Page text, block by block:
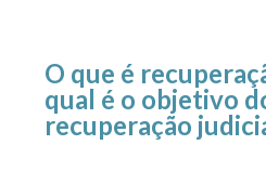
O que é
qual é o objetivo
recuperação